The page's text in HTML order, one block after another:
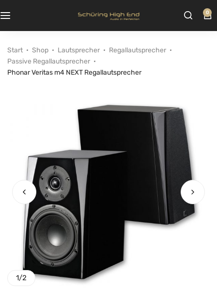
0
Start Shop Lautsprecher
Regallautsprecher
Passive Regallautsprecher
Phonar Veritas m4 NEXT Regallautsprecher
1/2